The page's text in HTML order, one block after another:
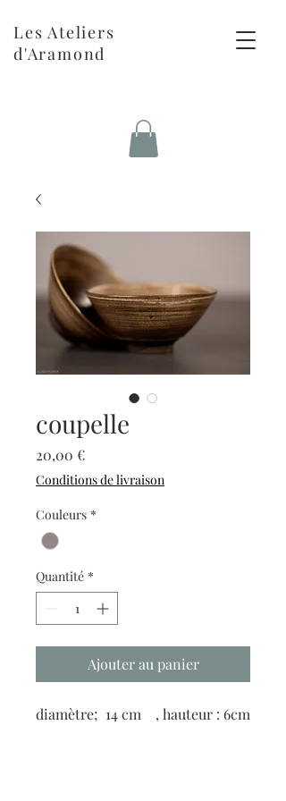
Les Ateliers
d'Aramond
coupelle
20,00 €Prix
Conditions de livraison
Couleurs *
Quantité *
Ajouter au panier
diamètre;  14 cm    , hauteur : 6cm